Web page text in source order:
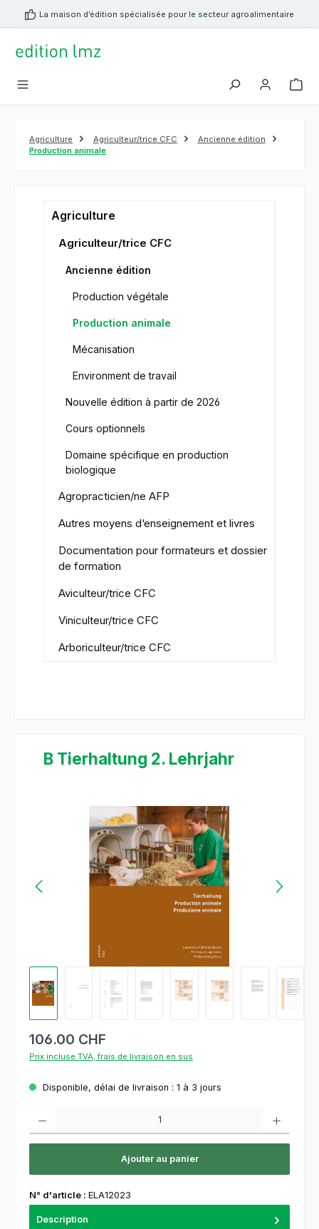
principal
La maison d’édition spécialisée pour le secteur agroalimentaire
Agriculture Agriculteur/trice CFC
Ancienne édition
Production animale
Agriculture
Agriculteur/trice CFC
Ancienne édition
Production végétale
Production animale
Mécanisation
Environment de travail
Nouvelle édition à partir de 2026
Cours optionnels
Domaine spécifique en production
biologique
Agropracticien/ne AFP
Autres moyens d‘enseignement et livres
Documentation pour formateurs et dossier
de formation
Aviculteur/trice CFC
Viniculteur/trice CFC
Arboriculteur/trice CFC
B Tierhaltung 2. Lehrjahr
Ignorer la galerie d'images
106.00 CHF
Prix incluse TVA, frais de livraison en sus
Disponible, délai de livraison : 1 à 3 jours
Ajouter au panier
N° d'article : ELA12023
Description